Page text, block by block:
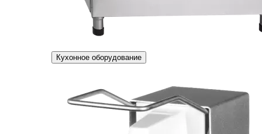
Кухонное оборудование